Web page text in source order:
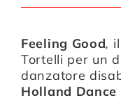
Fonderia
Formazione
Feeling Good,
Tortelli per un
danzatore
Holland Dance